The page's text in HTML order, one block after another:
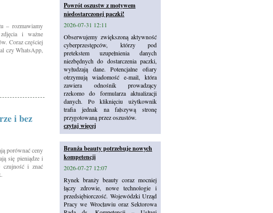
– rozmawiamy
i ważne
Coraz częściej
czy WhatsApp,
i bez
porównać ceny
się pieniądze i
czujność i znać
Powrót oszustw z motywem
niedostarczonej paczki!
2026-07-31 12:11
Obserwujemy zwiększoną aktywność
cyberprzestępców, którzy pod
pretekstem uzupełnienia danych
niezbędnych do dostarczenia paczki,
wyłudzają dane. Potencjalne ofiary
otrzymują wiadomość e-mail, która
zawiera odnośnik prowadzący
rzekomo do formularza aktualizacji
danych. Po kliknięciu użytkownik
trafia jednak na fałszywą stronę
przygotowaną przez oszustów.
czytaj więcej
Branża beauty potrzebuje nowych
kompetencji
2026-07-27 12:07
Rynek branży beauty coraz mocniej
łączy zdrowie, nowe technologie i
przedsiębiorczość. Wojewódzki Urząd
Pracy we Wrocławiu oraz Sektorowa